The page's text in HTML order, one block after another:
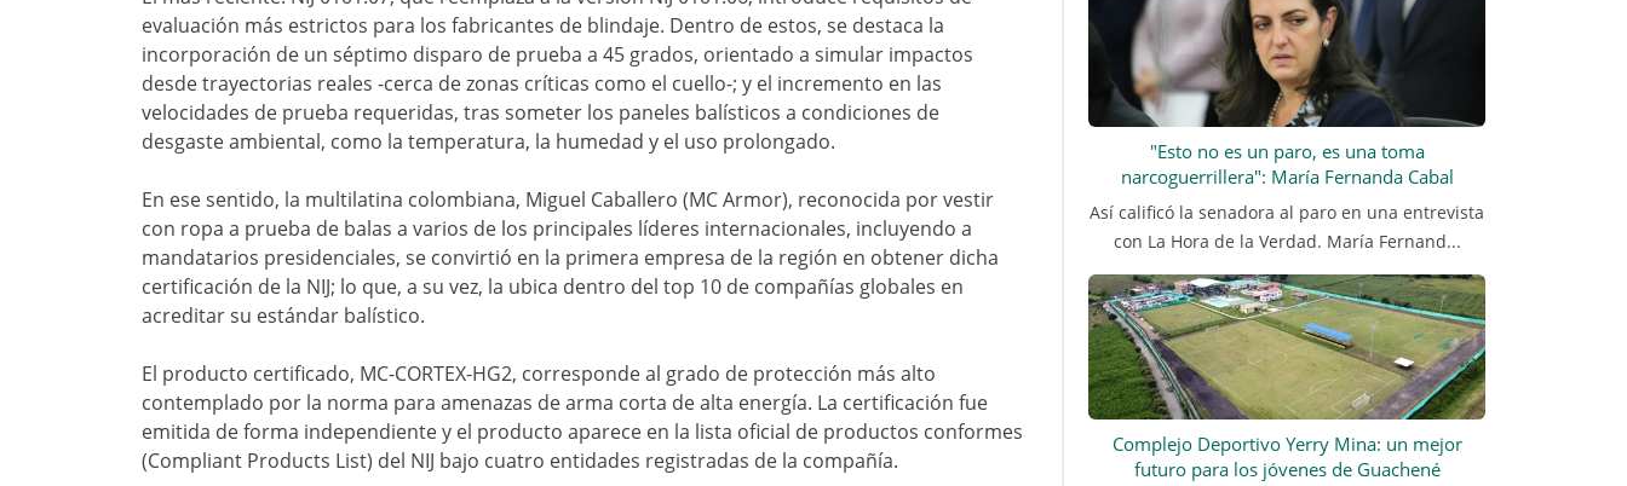
evaluación más estrictos para los fabricantes de blindaje. Dentro de estos, se destaca la
incorporación de un séptimo disparo de prueba a 45 grados, orientado a simular impactos
desde trayectorias reales -cerca de zonas críticas como el cuello-; y el incremento en las
velocidades de prueba requeridas, tras someter los paneles balísticos a condiciones de
desgaste ambiental, como la temperatura, la humedad y el uso prolongado.
En ese sentido, la multilatina colombiana, Miguel Caballero (MC Armor), reconocida por vestir
con ropa a prueba de balas a varios de los principales líderes internacionales, incluyendo a
mandatarios presidenciales, se convirtió en la primera empresa de la región en obtener dicha
certificación de la NIJ; lo que, a su vez, la ubica dentro del top 10 de compañías globales en
acreditar su estándar balístico.
El producto certificado, MC-CORTEX-HG2, corresponde al grado de protección más alto
contemplado por la norma para amenazas de arma corta de alta energía. La certificación fue
emitida de forma independiente y el producto aparece en la lista oficial de productos conformes
(Compliant Products List) del NIJ bajo cuatro entidades registradas de la compañía.
"Esto no es un paro, es una toma
narcoguerrillera": María Fernanda Cabal
Así calificó la senadora al paro en una entrevista
con La Hora de la Verdad. María Fernand...
Complejo Deportivo Yerry Mina: un mejor
futuro para los jóvenes de Guachené